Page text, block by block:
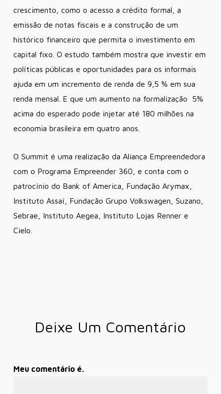
crescimento, como o acesso a crédito formal, a
emissão de notas fiscais e a construção de um
histórico financeiro que permita o investimento em
capital fixo. O estudo também mostra que investir em
políticas públicas e oportunidades para os informais
ajuda em um incremento de renda de 9,5 % em sua
renda mensal. E que um aumento na formalização 5%
acima do esperado pode injetar até 180 milhões na
economia brasileira em quatro anos.
O Summit é uma realização da Aliança Empreendedora
com o Programa Empreender 360, e conta com o
patrocínio do Bank of America, Fundação Arymax,
Instituto Assaí, Fundação Grupo Volkswagen, Suzano,
Sebrae, Instituto Aegea, Instituto Lojas Renner e
Cielo.
Deixe Um Comentário
Meu comentário é.